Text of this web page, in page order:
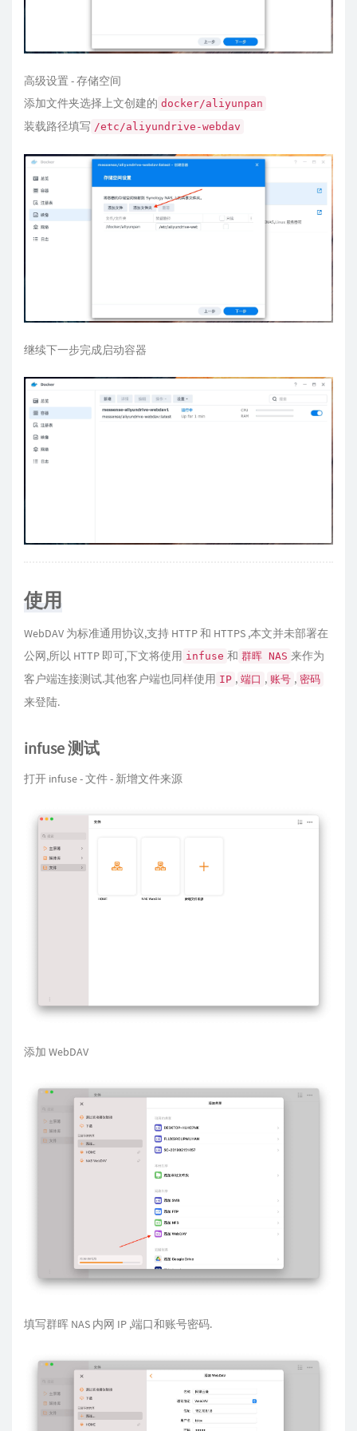
高级设置 - 存储空间
添加文件夹选择上文创建的 docker/aliyunpan
装载路径填写 /etc/aliyundrive-webdav
继续下一步完成启动容器
使用
WebDAV 为标准通用协议,支持 HTTP 和 HTTPS ,本文并未部署在
公网,所以 HTTP 即可,下文将使用 infuse 和 群晖 NAS 来作为
客户端连接测试.其他客户端也同样使用 IP , 端口 , 账号 , 密码
来登陆.
infuse 测试
打开 infuse - 文件 - 新增文件来源
添加 WebDAV
填写群晖 NAS 内网 IP ,端口和账号密码.